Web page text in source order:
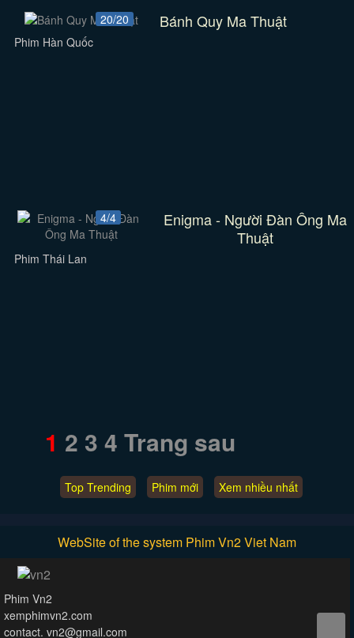
20/20 Bánh Quy Ma Thuật
Phim Hàn Quốc
4/4
Enigma - Người Đàn Ông Ma
Thuật
Phim Thái Lan
1 2 3 4 Trang sau
Top Trending Phim mới Xem nhiều nhất
WebSite of the system Phim Vn2 Viet Nam
Phim Vn2
xemphimvn2.com
contact. vn2@gmail.com